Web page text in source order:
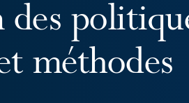
des
méthodes